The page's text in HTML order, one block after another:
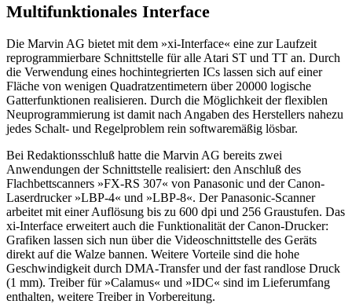
Multifunktionales Interface
Die Marvin AG bietet mit dem »xi-Interface« eine zur Laufzeit
reprogrammierbare Schnittstelle für alle Atari ST und TT an. Durch
die Verwendung eines hochintegrierten ICs lassen sich auf einer
Fläche von wenigen Quadratzentimetern über 20000 logische
Gatterfunktionen realisieren. Durch die Möglichkeit der flexiblen
Neuprogrammierung ist damit nach Angaben des Herstellers nahezu
jedes Schalt- und Regelproblem rein softwaremäßig lösbar.
Bei Redaktionsschluß hatte die Marvin AG bereits zwei
Anwendungen der Schnittstelle realisiert: den Anschluß des
Flachbettscanners »FX-RS 307« von Panasonic und der Canon-
Laserdrucker »LBP-4« und »LBP-8«. Der Panasonic-Scanner
arbeitet mit einer Auflösung bis zu 600 dpi und 256 Graustufen. Das
xi-Interface erweitert auch die Funktionalität der Canon-Drucker:
Grafiken lassen sich nun über die Videoschnittstelle des Geräts
direkt auf die Walze bannen. Weitere Vorteile sind die hohe
Geschwindigkeit durch DMA-Transfer und der fast randlose Druck
(1 mm). Treiber für »Calamus« und »IDC« sind im Lieferumfang
enthalten, weitere Treiber in Vorbereitung.